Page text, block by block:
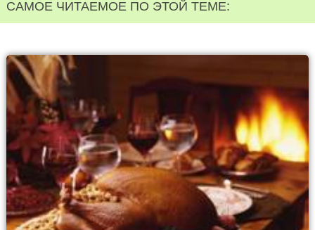
САМОЕ ЧИТАЕМОЕ ПО ЭТОЙ ТЕМЕ: